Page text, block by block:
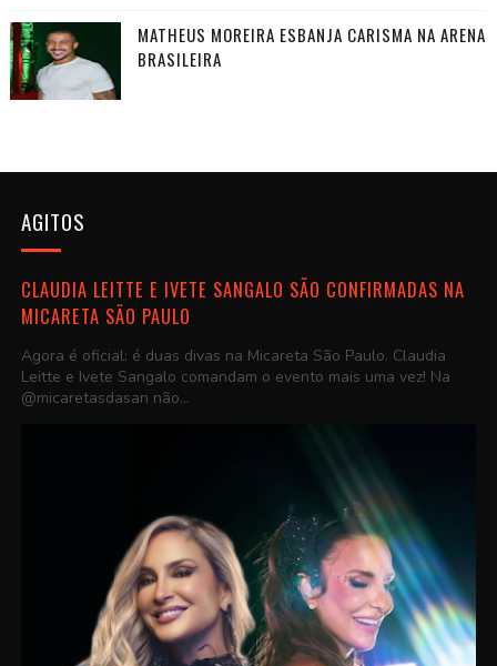
MATHEUS MOREIRA ESBANJA CARISMA NA ARENA
BRASILEIRA
AGITOS
CLAUDIA LEITTE E IVETE SANGALO SÃO CONFIRMADAS NA
MICARETA SÃO PAULO
Agora é oficial: é duas divas na Micareta São Paulo. Claudia
Leitte e Ivete Sangalo comandam o evento mais uma vez! Na
@micaretasdasan não...